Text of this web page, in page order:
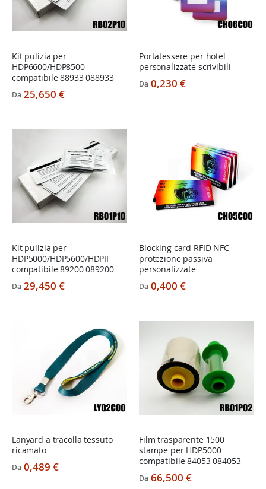
Kit pulizia per
HDP6600/HDP8500
compatibile 88933 088933
Da 25,650 €
Portatessere per hotel
personalizzate scrivibili
Da 0,230 €
Kit pulizia per
HDP5000/HDP5600/HDPII
compatibile 89200 089200
Da 29,450 €
Blocking card RFID NFC
protezione passiva
personalizzate
Da 0,400 €
Lanyard a tracolla tessuto
ricamato
Da 0,489 €
Film trasparente 1500
stampe per HDP5000
compatibile 84053 084053
Da 66,500 €